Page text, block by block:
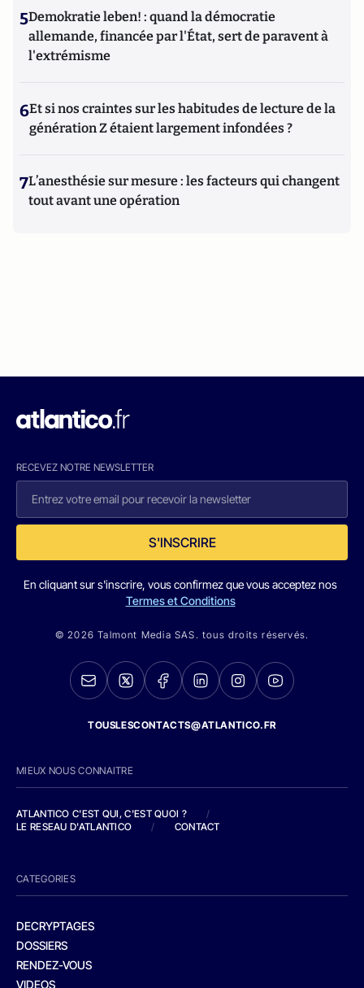
5Demokratie leben! : quand la démocratie
allemande, financée par l'État, sert de paravent à
l'extrémisme
6Et si nos craintes sur les habitudes de lecture de la
génération Z étaient largement infondées ?
7L’anesthésie sur mesure : les facteurs qui changent
tout avant une opération
RECEVEZ NOTRE NEWSLETTER
S'INSCRIRE
En cliquant sur s'inscrire, vous confirmez que vous acceptez nos
Termes et Conditions
© 2026 Talmont Media SAS. tous droits réservés.
TOUSLESCONTACTS@ATLANTICO.FR
MIEUX NOUS CONNAITRE
ATLANTICO C'EST QUI, C'EST QUOI ?
/
LE RESEAU D'ATLANTICO
/ CONTACT
CATEGORIES
DECRYPTAGES
DOSSIERS
RENDEZ-VOUS
VIDEOS